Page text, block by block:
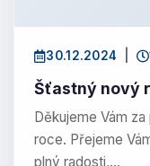
30.12.2024
Šťastný nový
Děkujeme Vám
roce. Přejeme
plný radosti,…